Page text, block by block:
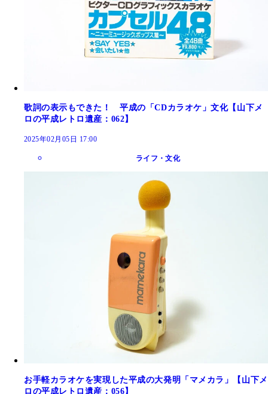
歌詞の表示もできた！ 平成の「CDカラオケ」文化【山下メ
ロの平成レトロ遺産：062】
2025年02月05日 17:00
ライフ・文化
お手軽カラオケを実現した平成の大発明「マメカラ」【山下メ
ロの平成レトロ遺産：056】